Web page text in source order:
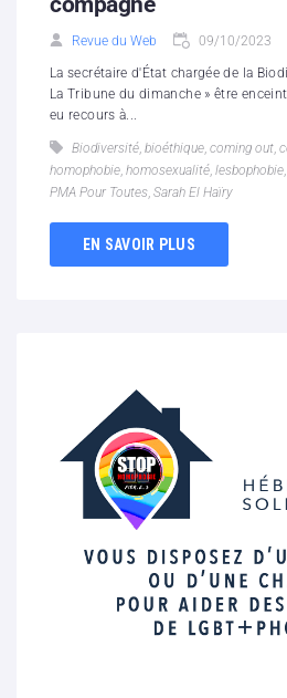
Revue du Web 09/10/2023
La secrétaire d'État chargée de la
La Tribune du dimanche » être
eu recours à...
Biodiversité, bioéthique, coming out,
homophobie, homosexualité, lesbophobie,
PMA Pour Toutes, Sarah El Haïry
EN SAVOIR PLUS